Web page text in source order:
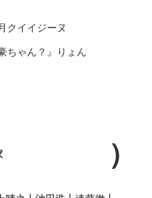
イイジーヌ
ちゃん？』りょん